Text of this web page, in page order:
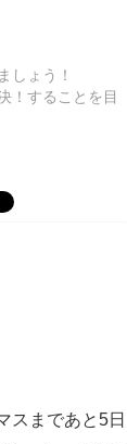
しょう！
！することを目
スまであと5日